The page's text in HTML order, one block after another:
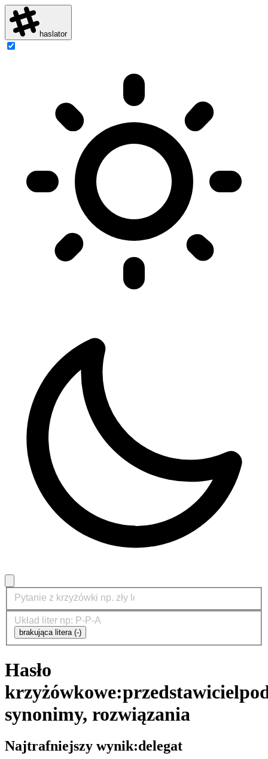
haslator
brakująca litera (-)
Hasło
krzyżówkowe:przedstawiciel
synonimy, rozwiązania
Najtrafniejszy wynik:delegat